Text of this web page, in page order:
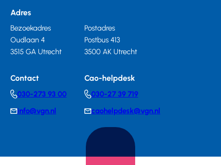
Adres
Bezoekadres
Oudlaan 4
3515 GA Utrecht
Postadres
Postbus 413
3500 AK Utrecht
Contact
Telephonenumber
030-273 93 00
E-info@vgn.nl
Cao-helpdesk
Telephonenumber
030-27 39 719
E-caohelpdesk@vgn.nl